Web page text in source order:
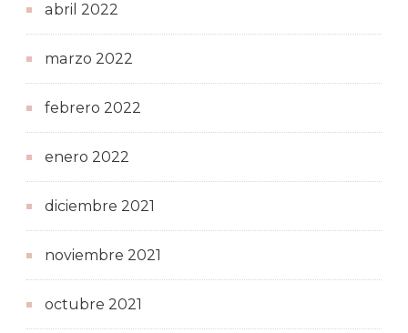
abril 2022
marzo 2022
febrero 2022
enero 2022
diciembre 2021
noviembre 2021
octubre 2021